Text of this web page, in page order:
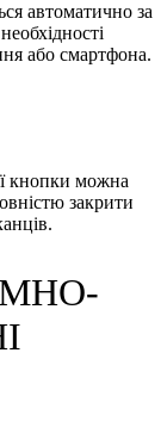
автоматично за
або смартфона.
кнопки можна
закрити